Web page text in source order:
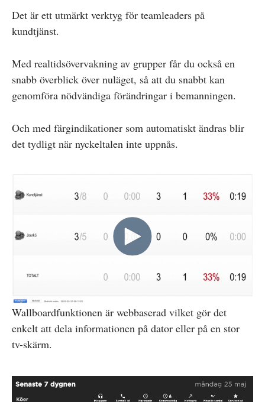
Det är ett utmärkt verktyg för teamleaders på
kundtjänst.
Med realtidsövervakning av grupper får du också en
snabb överblick över nuläget, så att du snabbt kan
genomföra nödvändiga förändringar i bemanningen.
Och med färgindikationer som automatiskt ändras blir
det tydligt när nyckeltalen inte uppnås.
Wallboardfunktionen är webbaserad vilket gör det
enkelt att dela informationen på dator eller på en stor
tv-skärm.